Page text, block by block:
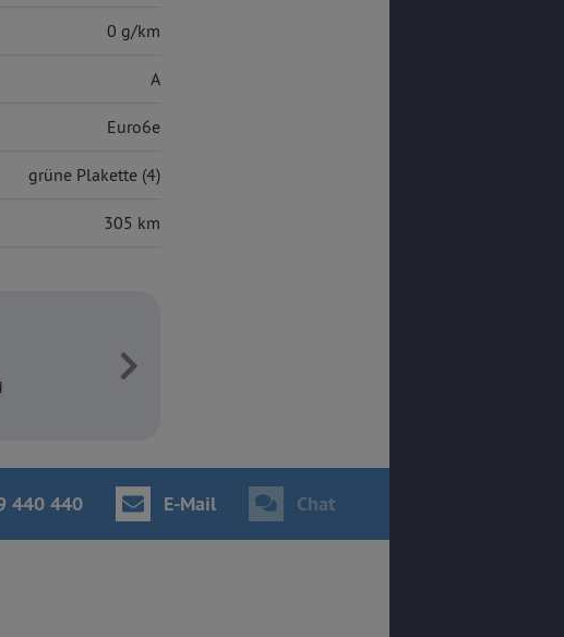
0 g/km
A
Euro6e
grüne Plakette (4)
305 km
440 440 E-Mail Chat